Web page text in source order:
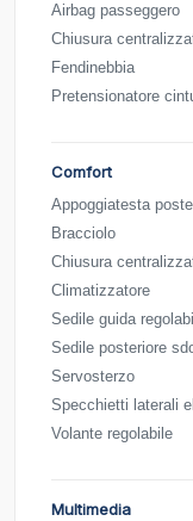
Airbag passeggero
Chiusura
Fendinebbia
Pretensionatore
Comfort
Appoggiatesta
Bracciolo
Chiusura
Climatizzatore
Sedile guida
Sedile posteriore
Servosterzo
Specchietti laterali
Volante regolabile
Multimedia